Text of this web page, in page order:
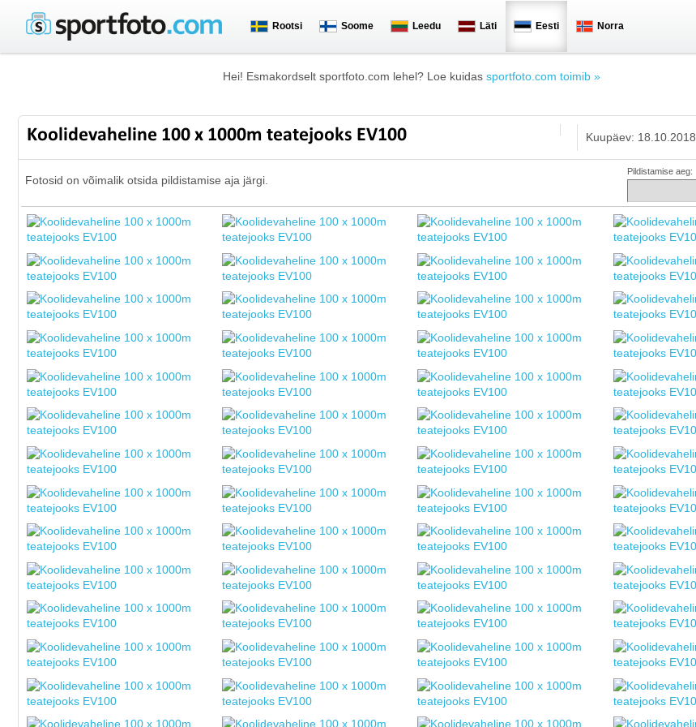
Rootsi Soome Leedu Läti Eesti Norra
Hei! Esmakordselt sportfoto.com lehel? Loe kuidas sportfoto.com toimib »
Koolidevaheline 100 x 1000m teatejooks EV100 Kuupäev: 18.10.2018
Fotosid on võimalik otsida pildistamise aja järgi.
Pildistamise aeg: